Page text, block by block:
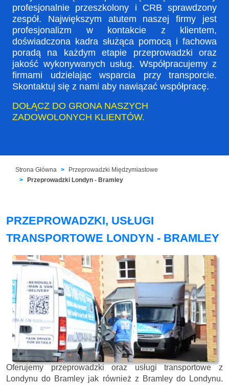
profesjonalnie przeszkolony i CRB sprawdzony
zespół. Największym atutem naszej firmy jest
profesjonalizm w kontakcie z klientem,
doświadczona kadra służąca pomocą i fachowa
poradą na każdym etapie przeprowadzki oraz
jakość wykonywanych usług. Współpracujemy z
firmami udzielając wsparcia przy transporcie.
Skontaktuj się z nami aby nawiązać współpracę.
DOŁĄCZ DO GRONA NASZYCH
ZADOWOLONYCH KLIENTÓW.
Strona Główna
Przeprowadzki Międzymiastowe
Przeprowadzki Londyn - Bramley
PRZEPROWADZKI, USŁUGI
TRANSPORTOWE LONDYN - BRAMLEY
Oferujemy przeprowadzki oraz usługi transportowe z
Londynu do Bramley jak również z Bramley do Londynu.